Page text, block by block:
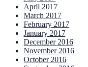
April 2017
March 2017
February 2017
January 2017
December 2016
November 2016
October 2016